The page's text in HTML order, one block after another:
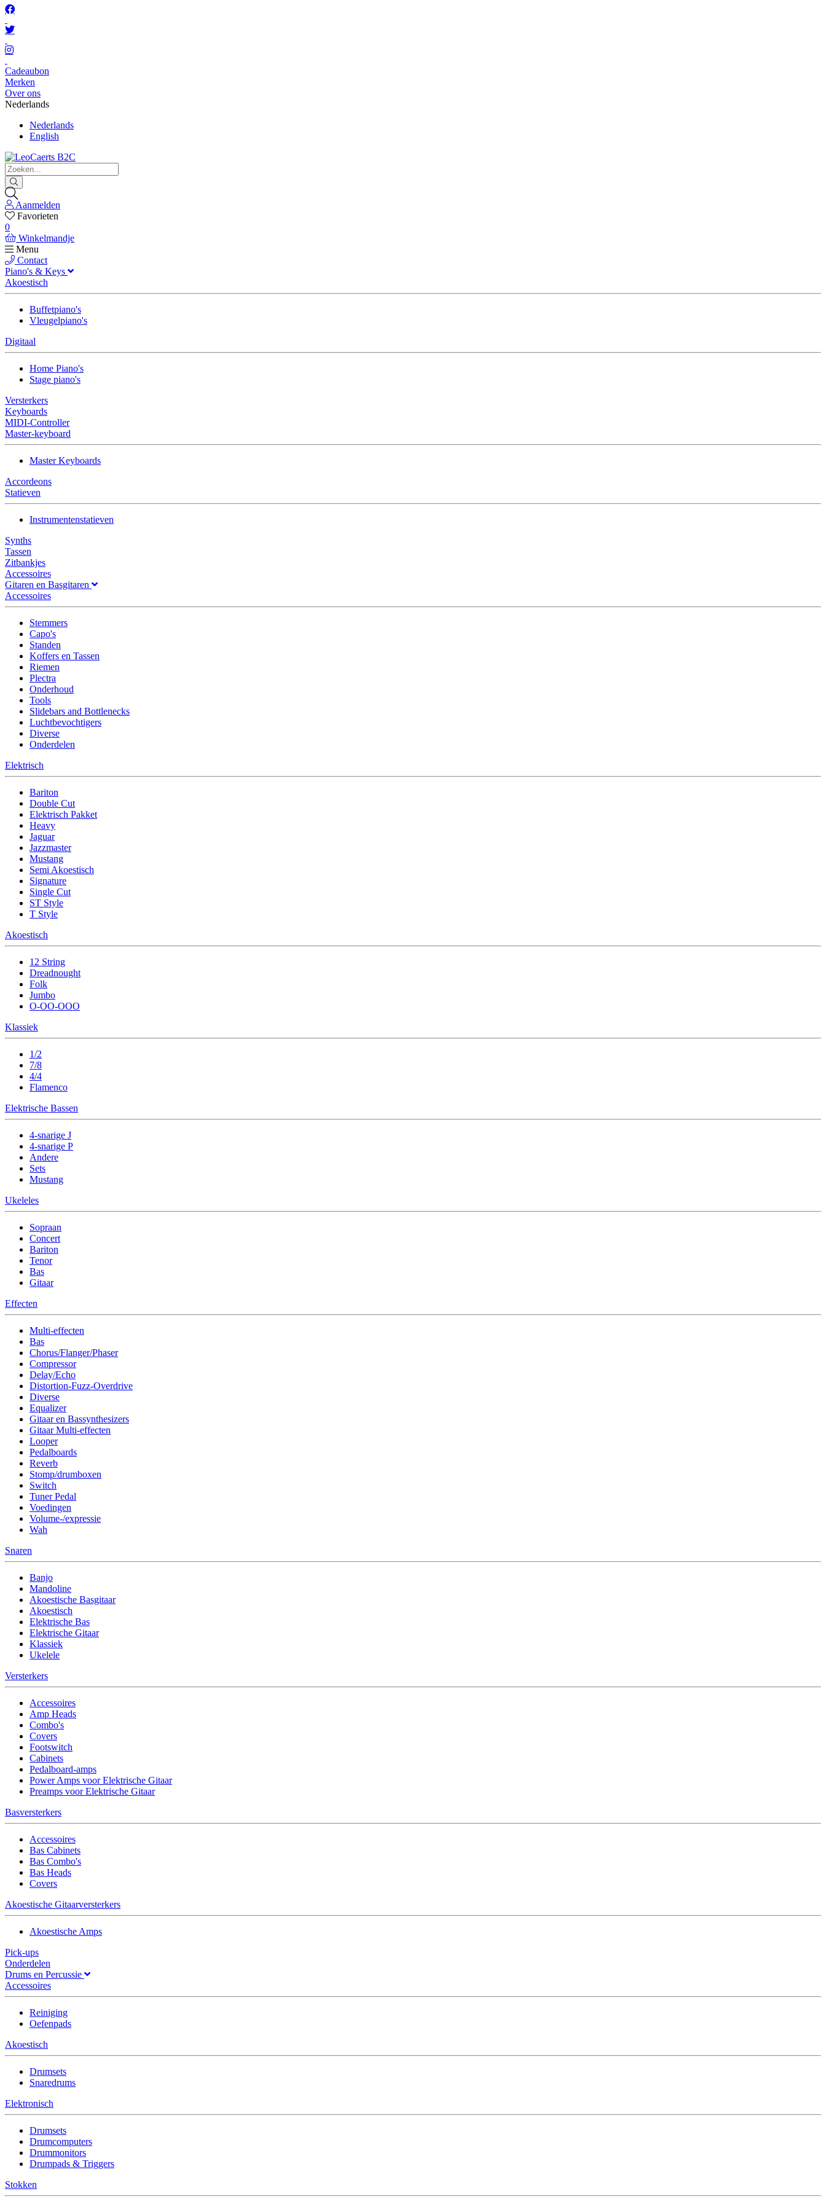
Cadeaubon
Merken
Over ons
Nederlands
Nederlands
English
Aanmelden
Favorieten
0
Winkelmandje
Menu
Contact
Piano's & Keys
Akoestisch
Buffetpiano's
Vleugelpiano's
Digitaal
Home Piano's
Stage piano's
Versterkers
Keyboards
MIDI-Controller
Master-keyboard
Master Keyboards
Accordeons
Statieven
Instrumentenstatieven
Synths
Tassen
Zitbankjes
Accessoires
Gitaren en Basgitaren
Accessoires
Stemmers
Capo's
Standen
Koffers en Tassen
Riemen
Plectra
Onderhoud
Tools
Slidebars and Bottlenecks
Luchtbevochtigers
Diverse
Onderdelen
Elektrisch
Bariton
Double Cut
Elektrisch Pakket
Heavy
Jaguar
Jazzmaster
Mustang
Semi Akoestisch
Signature
Single Cut
ST Style
T Style
Akoestisch
12 String
Dreadnought
Folk
Jumbo
O-OO-OOO
Klassiek
1/2
7/8
4/4
Flamenco
Elektrische Bassen
4-snarige J
4-snarige P
Andere
Sets
Mustang
Ukeleles
Sopraan
Concert
Bariton
Tenor
Bas
Gitaar
Effecten
Multi-effecten
Bas
Chorus/Flanger/Phaser
Compressor
Delay/Echo
Distortion-Fuzz-Overdrive
Diverse
Equalizer
Gitaar en Bassynthesizers
Gitaar Multi-effecten
Looper
Pedalboards
Reverb
Stomp/drumboxen
Switch
Tuner Pedal
Voedingen
Volume-/expressie
Wah
Snaren
Banjo
Mandoline
Akoestische Basgitaar
Akoestisch
Elektrische Bas
Elektrische Gitaar
Klassiek
Ukelele
Versterkers
Accessoires
Amp Heads
Combo's
Covers
Footswitch
Cabinets
Pedalboard-amps
Power Amps voor Elektrische Gitaar
Preamps voor Elektrische Gitaar
Basversterkers
Accessoires
Bas Cabinets
Bas Combo's
Bas Heads
Covers
Akoestische Gitaarversterkers
Akoestische Amps
Pick-ups
Onderdelen
Drums en Percussie
Accessoires
Reiniging
Oefenpads
Akoestisch
Drumsets
Snaredrums
Elektronisch
Drumsets
Drumcomputers
Drummonitors
Drumpads & Triggers
Stokken